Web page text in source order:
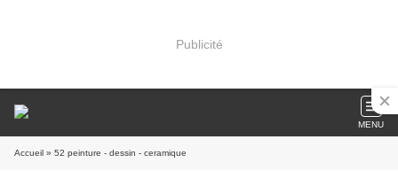
Publicité
MENU
Accueil » 52 peinture - dessin - ceramique